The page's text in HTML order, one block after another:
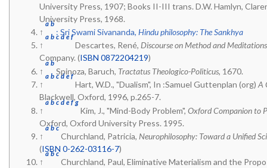
University Press, 1907; Books II-III trans. D.W. Hamlyn,
University Press, 1968.
↑
a b
: Sri Swami Sivananda, Hindu philosophy: The Sankhya
↑
a b c d e f
Descartes, René, Discourse on Method and
Company. (ISBN 0872204219)
↑
a b
Spinoza, Baruch, Tractatus Theologico-Politicus, 1670.
↑
a b c d e f
Hart, W.D., "Dualism", In :Samuel Guttenplan (org) A
Blackwell, Oxford, 1996, p.265-7.
↑
a b c d e f g
Kim, J., "Mind-Body Problem", Oxford Companion to
Oxford, Oxford University Press. 1995.
↑
a b c
Churchland, Patricia, Neurophilosophy: Toward a Unified
(ISBN 0-262-03116-7)
↑
a b c
Churchland, Paul, Eliminative Materialism and the